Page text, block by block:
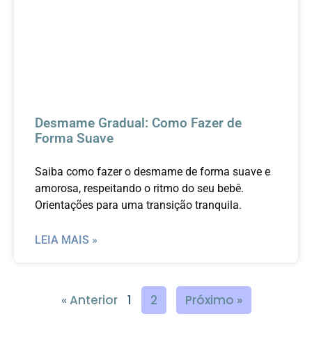
Desmame Gradual: Como Fazer de
Forma Suave
Saiba como fazer o desmame de forma suave e
amorosa, respeitando o ritmo do seu bebê.
Orientações para uma transição tranquila.
LEIA MAIS »
« Anterior 1 2 Próximo »